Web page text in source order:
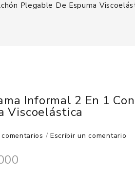
Plegable De Espuma
Informal 2 En 1
Viscoelástica
/ Escribir un comentario